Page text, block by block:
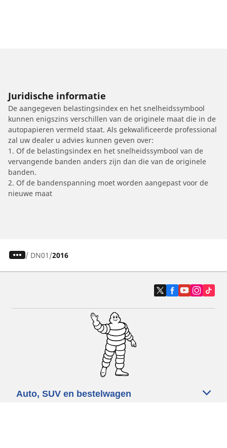
Juridische informatie
De aangegeven belastingsindex en het snelheidssymbool
kunnen enigszins verschillen van de originele maat die in de
autopapieren vermeld staat. Als gekwalificeerde professional
zal uw dealer u advies kunnen geven over:
1. Of de belastingsindex en het snelheidssymbool van de
vervangende banden anders zijn dan die van de originele
banden.
2. Of de bandenspanning moet worden aangepast voor de
nieuwe maat
/ DN01 2016
Auto, SUV en bestelwagen